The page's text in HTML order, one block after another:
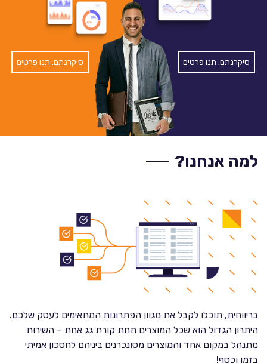
סיקרנתם. תנו פרטים סיקרנתם. תנו פרטים
למה אנחנו?
בריווחית, תוכלו לקבל את מגוון הפתרונות המתאימים לעסק שלכם.
היתרון הגדול הוא שכל המוצרים תחת קורת גג אחת – השירות
מתנהל במקום אחד והמוצרים מסונכרנים ביניהם לחסכון אמיתי
בזמן וכסף!